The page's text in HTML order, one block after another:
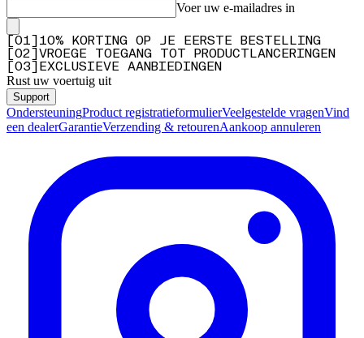
Voer uw e-mailadres in
01
10% KORTING OP JE EERSTE BESTELLING
02
VROEGE TOEGANG TOT PRODUCTLANCERINGEN
03 EXCLUSIEVE AANBIEDINGEN
Rust uw voertuig uit
Support
OndersteuningProduct registratieformulierVeelgestelde vragenVind
een dealerGarantieVerzending & retourenAankoop annuleren